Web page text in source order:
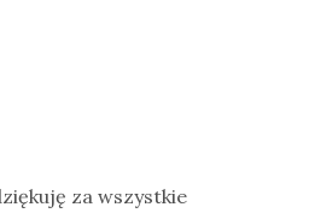
za wszystkie